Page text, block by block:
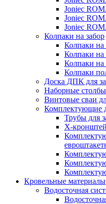
Joniec
Joniec
Joniec
Колпаки на забор
Колпаки на
Колпаки на
Колпаки на
Колпаки
Доска ДПК для
Наборные столбы
Винтовые сваи
Комплектующие
Трубы для
Х-
Кровельные материалы
Водосточная